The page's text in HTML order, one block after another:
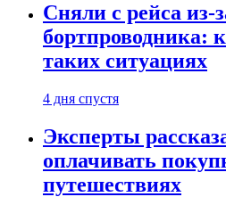
Сняли с рейса из-
бортпроводника:
таких ситуациях
4 дня спустя
Эксперты
оплачивать
путешествиях